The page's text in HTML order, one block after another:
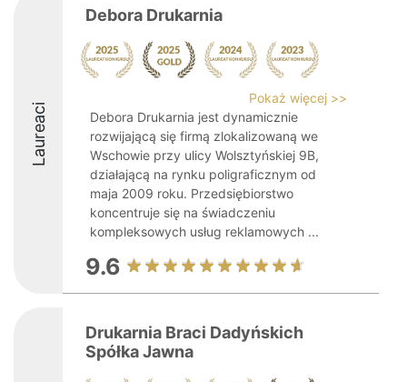
Laureaci
Debora Drukarnia
Pokaż więcej >>
Debora Drukarnia jest dynamicznie
rozwijającą się firmą zlokalizowaną we
Wschowie przy ulicy Wolsztyńskiej 9B,
działającą na rynku poligraficznym od
maja 2009 roku. Przedsiębiorstwo
koncentruje się na świadczeniu
kompleksowych usług reklamowych ...
9.6
Drukarnia Braci Dadyńskich
Spółka Jawna